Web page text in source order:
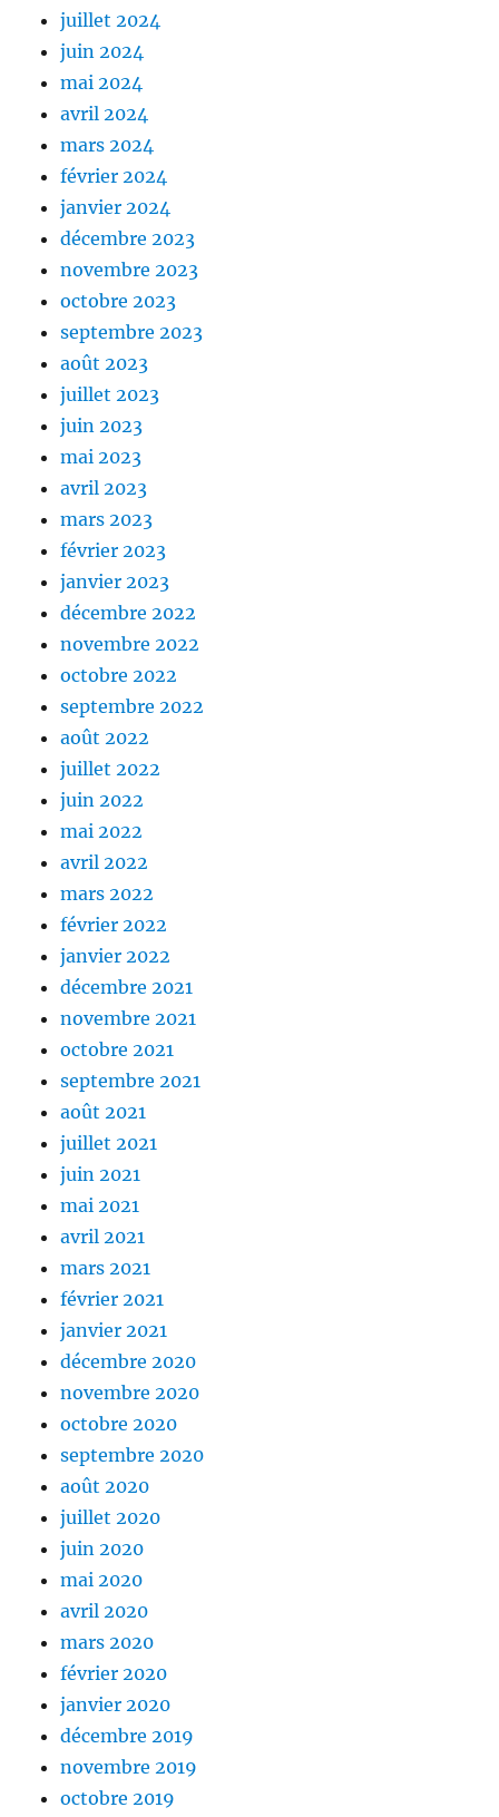
juillet 2024
juin 2024
mai 2024
avril 2024
mars 2024
février 2024
janvier 2024
décembre 2023
novembre 2023
octobre 2023
septembre 2023
août 2023
juillet 2023
juin 2023
mai 2023
avril 2023
mars 2023
février 2023
janvier 2023
décembre 2022
novembre 2022
octobre 2022
septembre 2022
août 2022
juillet 2022
juin 2022
mai 2022
avril 2022
mars 2022
février 2022
janvier 2022
décembre 2021
novembre 2021
octobre 2021
septembre 2021
août 2021
juillet 2021
juin 2021
mai 2021
avril 2021
mars 2021
février 2021
janvier 2021
décembre 2020
novembre 2020
octobre 2020
septembre 2020
août 2020
juillet 2020
juin 2020
mai 2020
avril 2020
mars 2020
février 2020
janvier 2020
décembre 2019
novembre 2019
octobre 2019